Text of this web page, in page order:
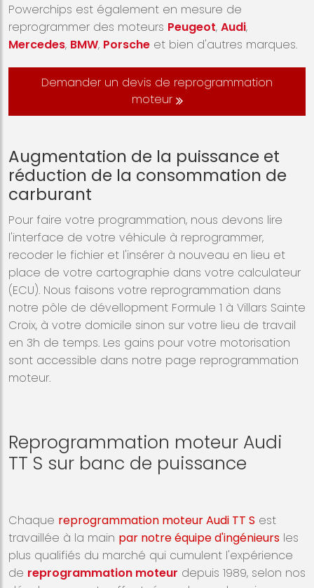
Powerchips est également en mesure de
reprogrammer des moteurs Peugeot, Audi,
Mercedes, BMW, Porsche et bien d'autres marques.
Demander un devis de reprogrammation
moteur
Augmentation de la puissance et
réduction de la consommation de
carburant
Pour faire votre programmation, nous devons lire
l'interface de votre véhicule à reprogrammer,
recoder le fichier et l'insérer à nouveau en lieu et
place de votre cartographie dans votre calculateur
(ECU). Nous faisons votre reprogrammation dans
notre pôle de dévellopment Formule 1 à Villars Sainte
Croix, à votre domicile sinon sur votre lieu de travail
en 3h de temps. Les gains pour votre motorisation
sont accessible dans notre page reprogrammation
moteur.
Reprogrammation moteur Audi
TT S sur banc de puissance
Chaque reprogrammation moteur Audi TT S est
travaillée à la main par notre équipe d'ingénieurs les
plus qualifiés du marché qui cumulent l'expérience
de reprogrammation moteur depuis 1989, selon nos